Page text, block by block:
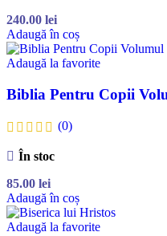
240.00 lei
Adaugă în coș
Adaugă la favorite
Biblia Pentru Copii
(0)
În stoc
85.00 lei
Adaugă în coș
Adaugă la favorite